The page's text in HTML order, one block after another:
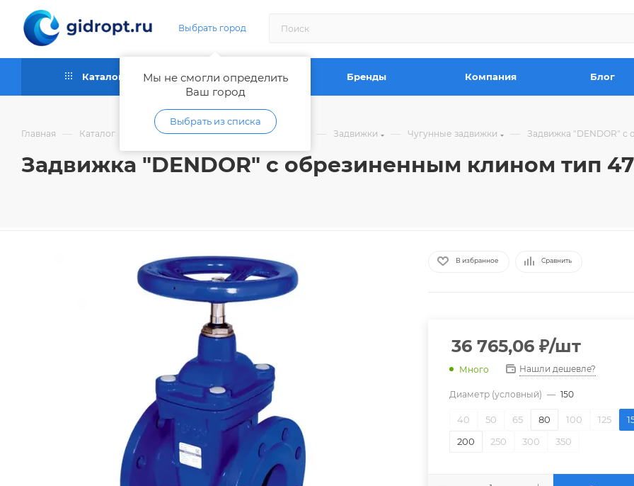
Выбрать город
Мы не смогли определить
Ваш город
Выбрать из списка
Каталог Как купить Бренды Компания Блог
Главная — Каталог Запорная и регулирующая арматура — Задвижки — Чугунные задвижки — Задвижка "DENDOR" с
Задвижка "DENDOR" с обрезиненным клином тип
В избранное Сравнить
36 765,06 ₽/шт
Много Нашли дешевле?
Диаметр (условный) — 150
40 50 65 80 100 125
200
250 300 350